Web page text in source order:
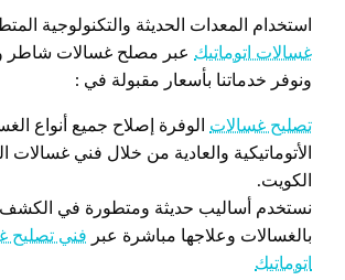
استخدام المعدات الحديثة والتكنولوجية
غسالات اتوماتيك عبر مصلح غسالات شاطر
ونوفر خدماتنا بأسعار مقبولة في :
تصليح غسالات الوفرة إصلاح جميع أنواع
الأتوماتيكية والعادية من خلال فني غسالات
الكويت.
نستخدم أساليب حديثة ومتطورة في
بالغسالات وعلاجها مباشرة عبر فني تصليح
اتوماتيك